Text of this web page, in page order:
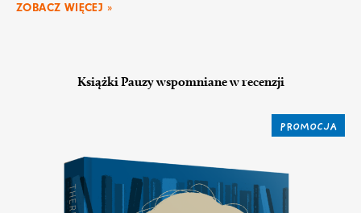
ZOBACZ WIĘCEJ »
Książki Pauzy wspomniane w recenzji
PROMOCJA